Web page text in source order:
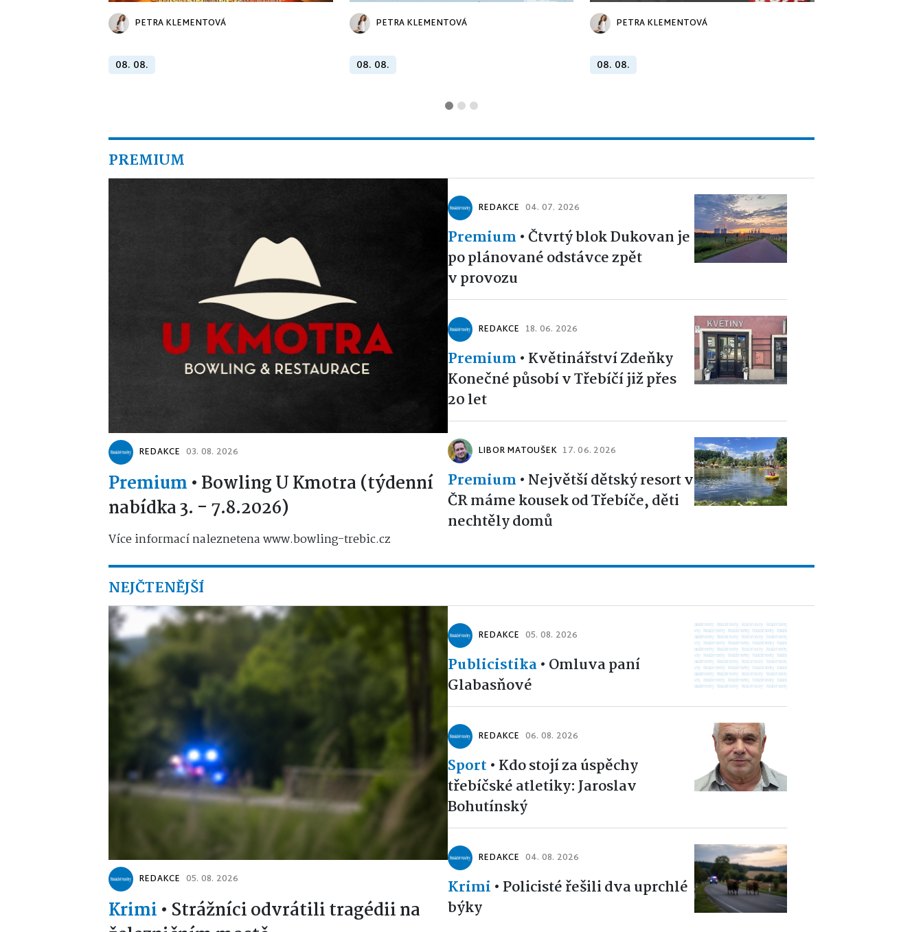
PETRA KLEMENTOVÁ
08. 08.
PETRA KLEMENTOVÁ
08. 08.
PETRA KLEMENTOVÁ
08. 08.
PREMIUM
REDAKCE 03. 08. 2026
Premium • Bowling U Kmotra (týdenní
nabídka 3. - 7.8.2026)
Více informací naleznetena www.bowling-trebic.cz
REDAKCE 04. 07. 2026
Premium •Čtvrtý blok Dukovan je
po plánované odstávce zpět
v provozu
REDAKCE 18. 06. 2026
Premium • Květinářství Zdeňky
Konečné působí v Třebíčí již přes
20 let
LIBOR MATOUŠEK 17. 06. 2026
Premium • Největší dětský resort v
ČR máme kousek od Třebíče, děti
nechtěly domů
NEJČTENĚJŠÍ
REDAKCE 05. 08. 2026
Krimi • Strážníci odvrátili tragédii na
REDAKCE 05. 08. 2026
Publicistika• Omluva paní
Glabasňové
REDAKCE 06. 08. 2026
Sport • Kdo stojí za úspěchy
třebíčské atletiky: Jaroslav
Bohutínský
REDAKCE 04. 08. 2026
Krimi • Policisté řešili dva uprchlé
býky